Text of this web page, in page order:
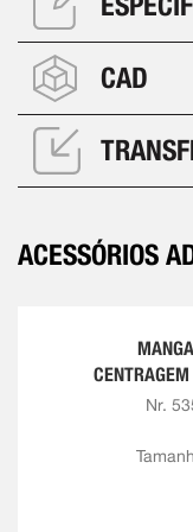
CAD
ACESSÓRIOS
Nr.